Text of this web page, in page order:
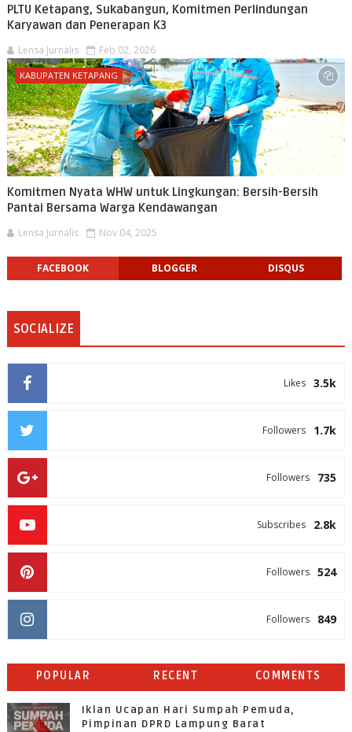
PLTU Ketapang, Sukabangun, Komitmen Perlindungan
Karyawan dan Penerapan K3
Lensa Jurnalis Feb 02, 2026
KABUPATEN KETAPANG
Komitmen Nyata WHW untuk Lingkungan: Bersih-Bersih
Pantai Bersama Warga Kendawangan
Lensa Jurnalis Nov 04, 2025
FACEBOOK BLOGGER DISQUS
SOCIALIZE
3.5k
Likes
1.7k
Followers
735
Followers
2.8k
Subscribes
524
Followers
849
Followers
POPULAR RECENT COMMENTS
Iklan Ucapan Hari Sumpah Pemuda,
Pimpinan DPRD Lampung Barat